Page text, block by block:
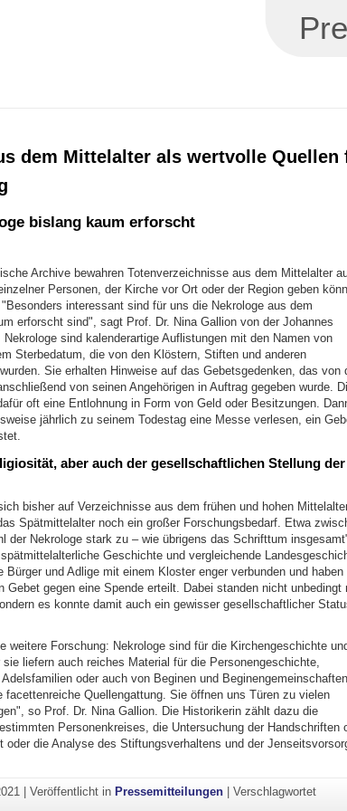
dem Mittelalter als wertvolle Quellen
bislang kaum erforscht
Archive bewahren Totenverzeichnisse aus dem Mittelalter
Personen, der Kirche vor Ort oder der Region geben
interessant sind für uns die Nekrologe aus dem
erforscht sind", sagt Prof. Dr. Nina Gallion von der Johannes
sind kalenderartige Auflistungen mit den Namen von
Sterbedatum, die von den Klöstern, Stiften und anderen
Sie erhalten Hinweise auf das Gebetsgedenken, das von
von seinen Angehörigen in Auftrag gegeben wurde.
oft eine Entlohnung in Form von Geld oder Besitzungen.
jährlich zu seinem Todestag eine Messe verlesen, ein
aber auch der gesellschaftlichen Stellung der
bisher auf Verzeichnisse aus dem frühen und hohen
Spätmittelalter noch ein großer Forschungsbedarf. Etwa
der Nekrologe stark zu – wie übrigens das Schrifttum
Geschichte und vergleichende
Bürger und Adlige mit einem Kloster enger verbunden und haben
Gebet gegen eine Spende erteilt. Dabei standen nicht unbedingt
es konnte damit auch ein gewisser gesellschaftlicher
weitere Forschung: Nekrologe sind für die Kirchengeschichte
liefern auch reiches Material für die Personengeschichte,
oder auch von Beginen und
Quellengattung. Sie öffnen uns Türen zu vielen
so Prof. Dr. Nina Gallion. Die Historikerin zählt dazu die
Personenkreises, die Untersuchung der Handschriften
die Analyse des Stiftungsverhaltens und der
|Veröffentlicht in Pressemitteilungen |Verschlagwortet